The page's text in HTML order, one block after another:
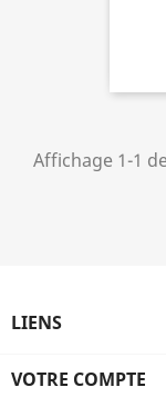
Affichage 1-1
LIENS
VOTRE COMPTE